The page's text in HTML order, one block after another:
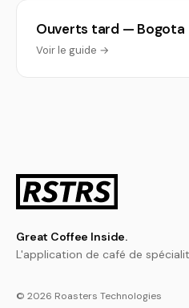
Ouverts tard — Bogota
Voir le guide →
Great Coffee Inside.
L'application de café de
© 2026 Roasters Technologies